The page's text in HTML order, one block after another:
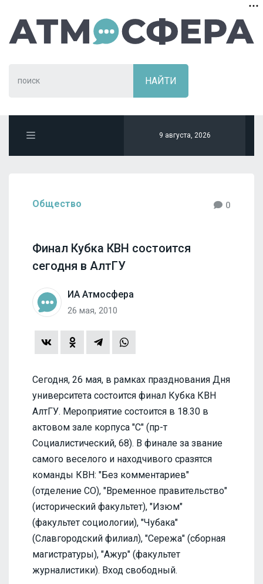
9 августа, 2026
Общество 0
Финал Кубка КВН состоится
сегодня в АлтГУ
ИА Атмосфера
26 мая, 2010
Сегодня, 26 мая, в рамках празднования Дня
университета состоится финал Кубка КВН
АлтГУ. Мероприятие состоится в 18.30 в
актовом зале корпуса "С" (пр-т
Социалистический, 68). В финале за звание
самого веселого и находчивого сразятся
команды КВН: "Без комментариев"
(отделение СО), "Временное правительство"
(исторический факультет), "Изюм"
(факультет социологии), "Чубака"
(Славгородский филиал), "Сережа" (сборная
магистратуры), "Ажур" (факультет
журналистики). Вход свободный.